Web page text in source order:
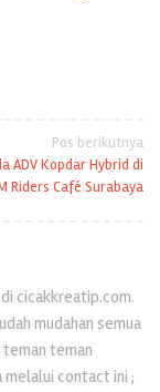
Pos berikutnya
ADV Kopdar Hybrid di
Riders Café Surabaya
cicakkreatip.com.
mudahan semua
teman
melalui contact ini ;